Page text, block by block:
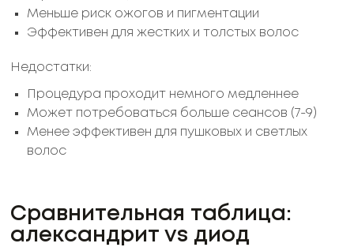
Меньше риск ожогов и пигментации
Эффективен для жестких и толстых волос
Недостатки:
Процедура проходит немного медленнее
Может потребоваться больше сеансов (7-9)
Менее эффективен для пушковых и светлых
волос
Сравнительная таблица:
александрит vs диод